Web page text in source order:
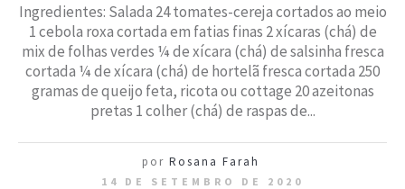
Ingredientes: Salada 24 tomates-cereja cortados ao meio
1 cebola roxa cortada em fatias finas 2 xícaras (chá) de
mix de folhas verdes ¼ de xícara (chá) de salsinha fresca
cortada ¼ de xícara (chá) de hortelã fresca cortada 250
gramas de queijo feta, ricota ou cottage 20 azeitonas
pretas 1 colher (chá) de raspas de...
por Rosana Farah
14 DE SETEMBRO DE 2020